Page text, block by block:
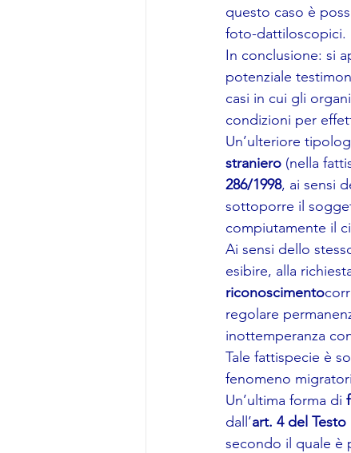
questo caso è
foto-dattiloscopici.
In conclusione: si
potenziale
casi in cui gli
condizioni per
Un’ulteriore
straniero (nella
286/1998, ai sensi
sottoporre il
compiutamente il
Ai sensi dello
esibire, alla
riconoscimento
regolare
inottemperanza
Tale fattispecie è
fenomeno
Un’ultima forma di
dall’art. 4 del Testo
secondo il quale è